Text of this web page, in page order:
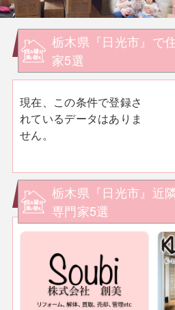
栃木県『日光市』で
家5選
現在、この条件で登録さ
れているデータはありま
せん。
栃木県『日光市』近
専門家5選